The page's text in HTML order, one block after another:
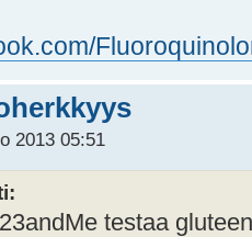
2013 05:51
testaa